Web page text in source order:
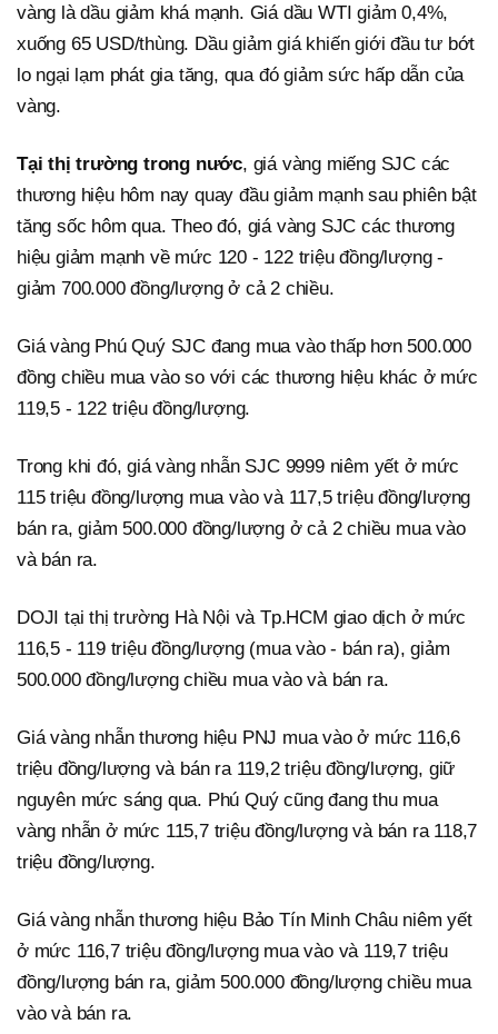
vàng là dầu giảm khá mạnh. Giá dầu WTI giảm 0,4%,
xuống 65 USD/thùng. Dầu giảm giá khiến giới đầu tư bớt
lo ngại lạm phát gia tăng, qua đó giảm sức hấp dẫn của
vàng.
Tại thị trường trong nước, giá vàng miếng SJC các
thương hiệu hôm nay quay đầu giảm mạnh sau phiên bật
tăng sốc hôm qua. Theo đó, giá vàng SJC các thương
hiệu giảm mạnh về mức 120 - 122 triệu đồng/lượng -
giảm 700.000 đồng/lượng ở cả 2 chiều.
Giá vàng Phú Quý SJC đang mua vào thấp hơn 500.000
đồng chiều mua vào so với các thương hiệu khác ở mức
119,5 - 122 triệu đồng/lượng.
Trong khi đó, giá vàng nhẫn SJC 9999 niêm yết ở mức
115 triệu đồng/lượng mua vào và 117,5 triệu đồng/lượng
bán ra, giảm 500.000 đồng/lượng ở cả 2 chiều mua vào
và bán ra.
DOJI tại thị trường Hà Nội và Tp.HCM giao dịch ở mức
116,5 - 119 triệu đồng/lượng (mua vào - bán ra), giảm
500.000 đồng/lượng chiều mua vào và bán ra.
Giá vàng nhẫn thương hiệu PNJ mua vào ở mức 116,6
triệu đồng/lượng và bán ra 119,2 triệu đồng/lượng, giữ
nguyên mức sáng qua. Phú Quý cũng đang thu mua
vàng nhẫn ở mức 115,7 triệu đồng/lượng và bán ra 118,7
triệu đồng/lượng.
Giá vàng nhẫn thương hiệu Bảo Tín Minh Châu niêm yết
ở mức 116,7 triệu đồng/lượng mua vào và 119,7 triệu
đồng/lượng bán ra, giảm 500.000 đồng/lượng chiều mua
vào và bán ra.